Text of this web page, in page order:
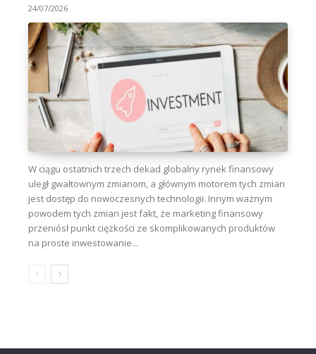
24/07/2026
W ciągu ostatnich trzech dekad globalny rynek finansowy
uległ gwałtownym zmianom, a głównym motorem tych zmian
jest dostęp do nowoczesnych technologii. Innym ważnym
powodem tych zmian jest fakt, że marketing finansowy
przeniósł punkt ciężkości ze skomplikowanych produktów
na proste inwestowanie...